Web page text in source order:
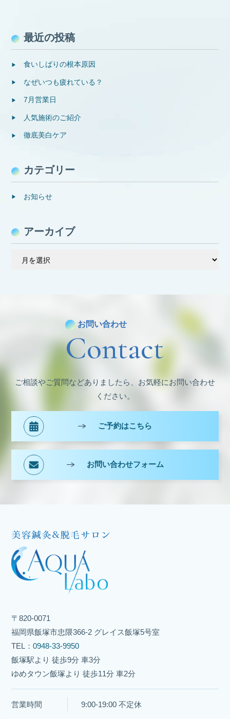
最近の投稿
食いしばりの根本原因
なぜいつも疲れている？
7月営業日
人気施術のご紹介
徹底美白ケア
カテゴリー
お知らせ
アーカイブ
お問い合わせ
Contact
ご相談やご質問などありましたら、お気軽にお問い合わせ
ください。
ご予約はこちら
お問い合わせフォーム
〒820-0071
福岡県飯塚市忠隈366-2 グレイス飯塚5号室
TEL：0948-33-9950
飯塚駅より 徒歩9分 車3分
ゆめタウン飯塚より 徒歩11分 車2分
営業時間 9:00-19:00 不定休